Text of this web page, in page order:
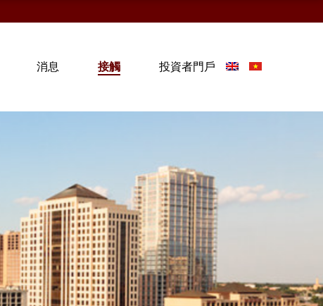
消息 接觸 投資者門戶